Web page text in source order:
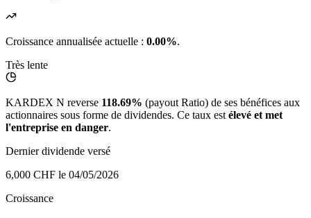
Croissance annualisée actuelle : 0.00%.
Très lente
KARDEX N reverse 118.69% (payout Ratio) de ses bénéfices aux
actionnaires sous forme de dividendes. Ce taux est élevé et met
l'entreprise en danger.
Dernier dividende versé
6,000 CHF le 04/05/2026
Croissance